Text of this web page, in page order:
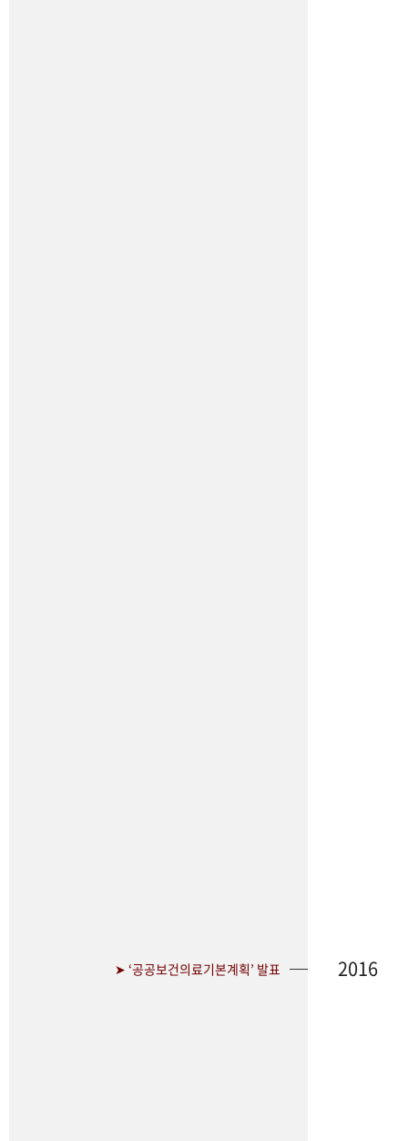
➤ ‘공공보건의료기본계획’ 발표 2016